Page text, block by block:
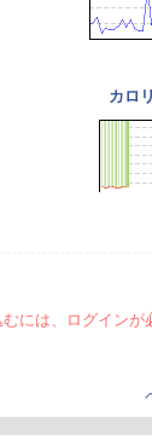
カロ
には、ログインが